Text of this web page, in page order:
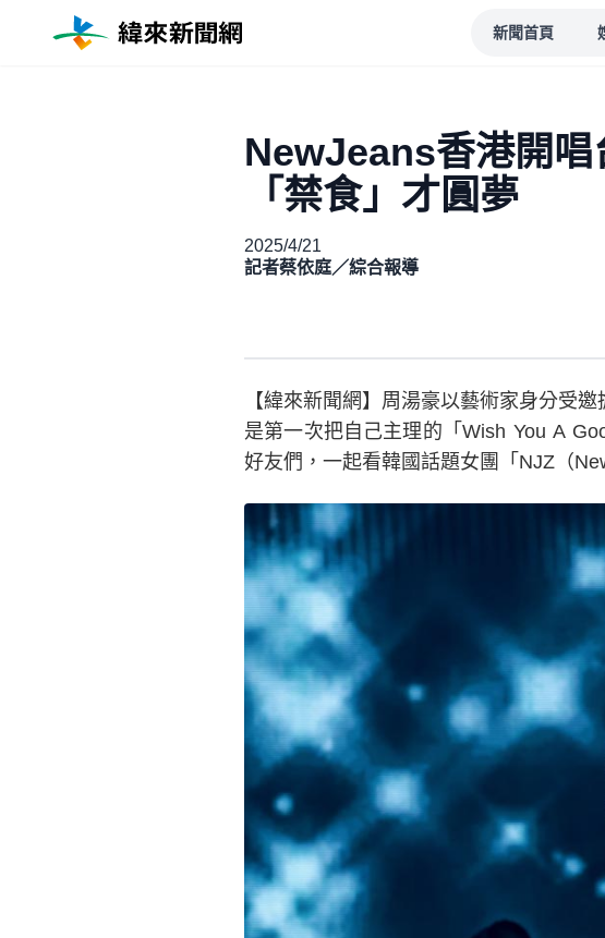
新聞首頁
NewJeans香港開
「禁食」才圓夢
2025/4/21
記者蔡依庭／綜合報導
【緯來新聞網】周湯豪以藝術家身分受
是第一次把自己主理的「Wish You A
好友們，一起看韓國話題女團「NJZ（